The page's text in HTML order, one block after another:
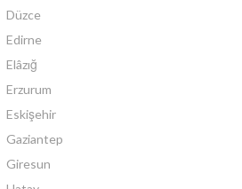
Düzce
Edirne
Elâzığ
Erzurum
Eskişehir
Gaziantep
Giresun